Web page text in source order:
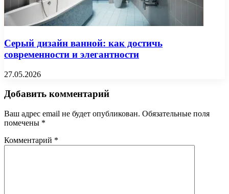
Серый дизайн ванной: как достичь
современности и элегантности
27.05.2026
Добавить комментарий
Ваш адрес email не будет опубликован. Обязательные поля
помечены *
Комментарий *